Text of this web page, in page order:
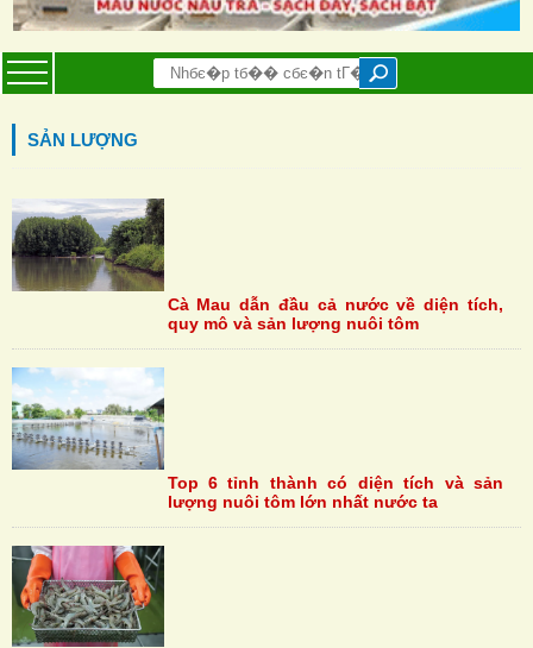
SẢN LƯỢNG
Cà Mau dẫn đầu cả nước về diện tích,
quy mô và sản lượng nuôi tôm
Top 6 tỉnh thành có diện tích và sản
lượng nuôi tôm lớn nhất nước ta